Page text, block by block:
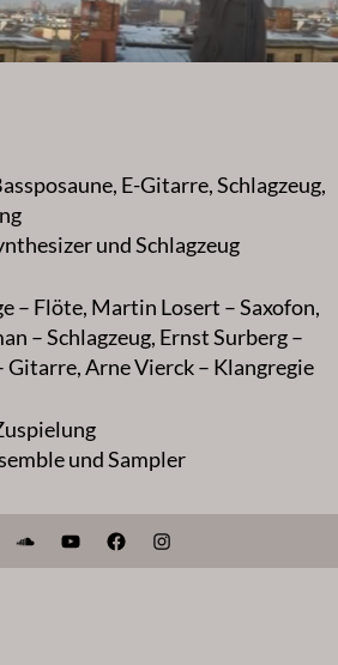
E-Gitarre, Schlagzeug,
und Schlagzeug
– Flöte, Martin Losert – Saxofon,
– Schlagzeug, Ernst Surberg –
Gitarre, Arne Vierck – Klangregie
und Sampler
SoundCloud
YouTubeFacebookInstagram